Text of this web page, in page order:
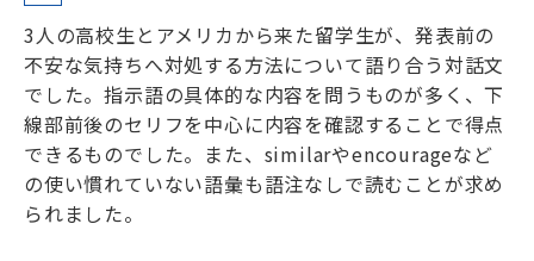
3人の高校生とアメリカから来た留学生が、発表前の
不安な気持ちへ対処する方法について語り合う対話文
でした。指示語の具体的な内容を問うものが多く、下
線部前後のセリフを中心に内容を確認することで得点
できるものでした。また、similarやencourageなど
の使い慣れていない語彙も語注なしで読むことが求め
られました。